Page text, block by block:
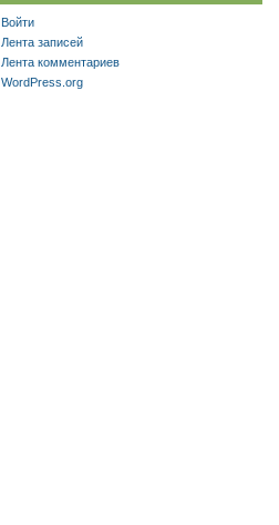
Войти
Лента записей
Лента комментариев
WordPress.org